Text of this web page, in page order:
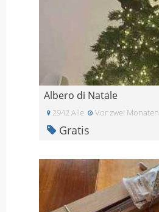
Albero di Natale
2942 Alle Vor zwei Monaten
Gratis